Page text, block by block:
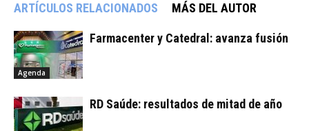
ARTÍCULOS RELACIONADOS MÁS DEL AUTOR
Agenda
Farmacenter y Catedral: avanza fusión
RD Saúde: resultados de mitad de año